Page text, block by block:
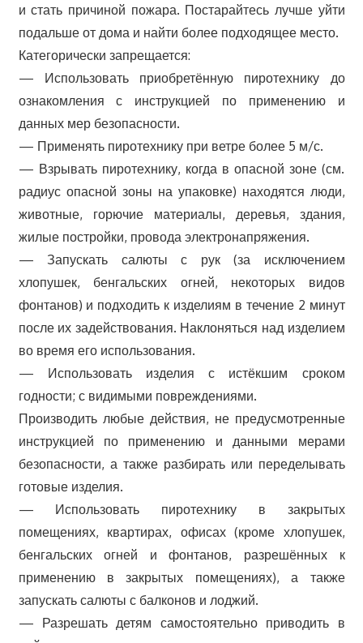
и стать причиной пожара. Постарайтесь лучше уйти
подальше от дома и найти более подходящее место.
Категорически запрещается:
— Использовать приобретённую пиротехнику до
ознакомления с инструкцией по применению и
данных мер безопасности.
— Применять пиротехнику при ветре более 5 м/с.
— Взрывать пиротехнику, когда в опасной зоне (см.
радиус опасной зоны на упаковке) находятся люди,
животные, горючие материалы, деревья, здания,
жилые постройки, провода электронапряжения.
— Запускать салюты с рук (за исключением
хлопушек, бенгальских огней, некоторых видов
фонтанов) и подходить к изделиям в течение 2 минут
после их задействования. Наклоняться над изделием
во время его использования.
— Использовать изделия с истёкшим сроком
годности; с видимыми повреждениями.
Производить любые действия, не предусмотренные
инструкцией по применению и данными мерами
безопасности, а также разбирать или переделывать
готовые изделия.
— Использовать пиротехнику в закрытых
помещениях, квартирах, офисах (кроме хлопушек,
бенгальских огней и фонтанов, разрешённых к
применению в закрытых помещениях), а также
запускать салюты с балконов и лоджий.
— Разрешать детям самостоятельно приводить в